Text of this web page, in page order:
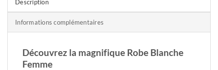
Description
Informations complémentaires
Découvrez la magnifique Robe Blanche
Femme